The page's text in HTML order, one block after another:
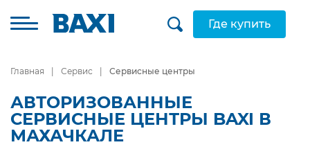
Где купить
Главная Сервис Сервисные центры
АВТОРИЗОВАННЫЕ
СЕРВИСНЫЕ ЦЕНТРЫ BAXI В
МАХАЧКАЛЕ